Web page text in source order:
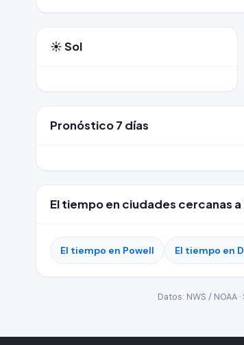
☀️ Sol
Pronóstico 7 días
El tiempo en ciudades cercanas a
El tiempo en Powell El tiempo en
Datos: NWS / NOAA